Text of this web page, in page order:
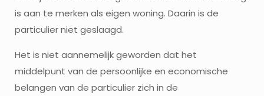
is aan te merken als eigen woning. Daarin is de
particulier niet geslaagd.
Het is niet aannemelijk geworden dat het
middelpunt van de persoonlijke en economische
belangen van de particulier zich in de